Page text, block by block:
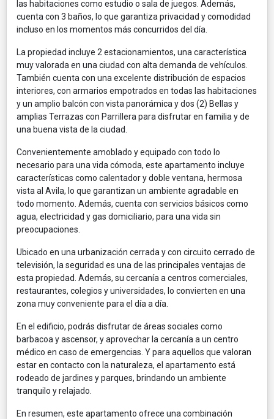
las habitaciones como estudio o sala de juegos. Además,
cuenta con 3 baños, lo que garantiza privacidad y comodidad
incluso en los momentos más concurridos del día.
La propiedad incluye 2 estacionamientos, una característica
muy valorada en una ciudad con alta demanda de vehículos.
También cuenta con una excelente distribución de espacios
interiores, con armarios empotrados en todas las habitaciones
y un amplio balcón con vista panorámica y dos (2) Bellas y
amplias Terrazas con Parrillera para disfrutar en familia y de
una buena vista de la ciudad.
Convenientemente amoblado y equipado con todo lo
necesario para una vida cómoda, este apartamento incluye
características como calentador y doble ventana, hermosa
vista al Avila, lo que garantizan un ambiente agradable en
todo momento. Además, cuenta con servicios básicos como
agua, electricidad y gas domiciliario, para una vida sin
preocupaciones.
Ubicado en una urbanización cerrada y con circuito cerrado de
televisión, la seguridad es una de las principales ventajas de
esta propiedad. Además, su cercanía a centros comerciales,
restaurantes, colegios y universidades, lo convierten en una
zona muy conveniente para el día a día.
En el edificio, podrás disfrutar de áreas sociales como
barbacoa y ascensor, y aprovechar la cercanía a un centro
médico en caso de emergencias. Y para aquellos que valoran
estar en contacto con la naturaleza, el apartamento está
rodeado de jardines y parques, brindando un ambiente
tranquilo y relajado.
En resumen, este apartamento ofrece una combinación